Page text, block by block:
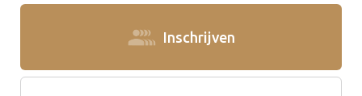
Inschrijven